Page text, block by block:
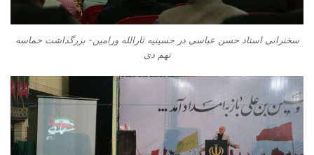
سخنرانی استاد حسن عباسی در حسینیه ثارالله ورامین- بزرگداشت حماسه
نهم دی